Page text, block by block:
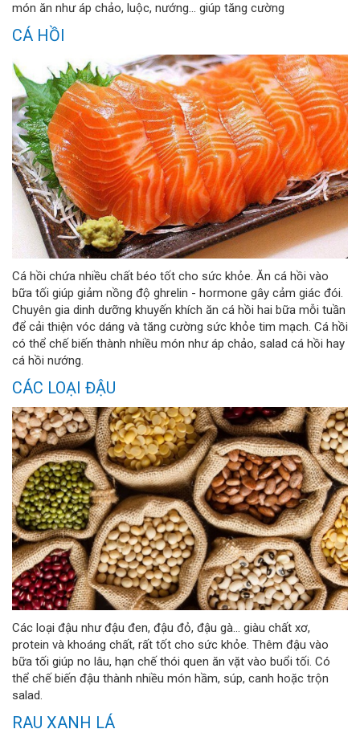
món ăn như áp chảo, luộc, nướng... giúp tăng cường
CÁ HỒI
Cá hồi chứa nhiều chất béo tốt cho sức khỏe. Ăn cá hồi vào
bữa tối giúp giảm nồng độ ghrelin - hormone gây cảm giác đói.
Chuyên gia dinh dưỡng khuyến khích ăn cá hồi hai bữa mỗi tuần
để cải thiện vóc dáng và tăng cường sức khỏe tim mạch. Cá hồi
có thể chế biến thành nhiều món như áp chảo, salad cá hồi hay
cá hồi nướng.
CÁC LOẠI ĐẬU
Các loại đậu như đậu đen, đậu đỏ, đậu gà... giàu chất xơ,
protein và khoáng chất, rất tốt cho sức khỏe. Thêm đậu vào
bữa tối giúp no lâu, hạn chế thói quen ăn vặt vào buổi tối. Có
thể chế biến đậu thành nhiều món hầm, súp, canh hoặc trộn
salad.
RAU XANH LÁ